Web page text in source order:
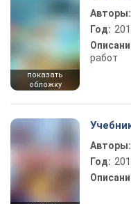
показать
обложку
Авторы:
Год:
работ
Авторы:
Год: